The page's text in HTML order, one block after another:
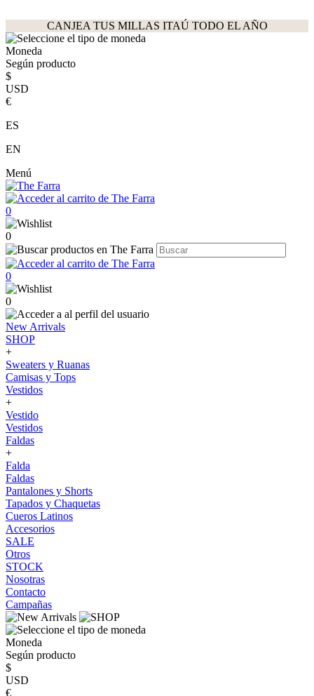
CANJEA TUS MILLAS ITAÚ TODO EL AÑO
Moneda
Según producto
$
USD
€
ES
EN
Menú
0
0
0
0
New Arrivals
SHOP
+
Sweaters y Ruanas
Camisas y Tops
Vestidos
+
Vestido
Vestidos
Faldas
+
Falda
Faldas
Pantalones y Shorts
Tapados y Chaquetas
Cueros Latinos
Accesorios
SALE
Otros
STOCK
Nosotras
Contacto
Campañas
Moneda
Según producto
$
USD
€